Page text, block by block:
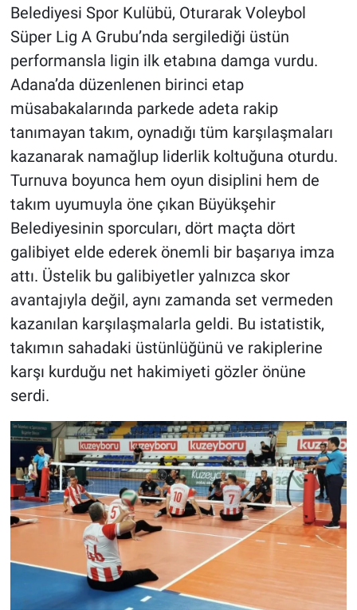
Belediyesi Spor Kulübü, Oturarak Voleybol
Süper Lig A Grubu’nda sergilediği üstün
performansla ligin ilk etabına damga vurdu.
Adana’da düzenlenen birinci etap
müsabakalarında parkede adeta rakip
tanımayan takım, oynadığı tüm karşılaşmaları
kazanarak namağlup liderlik koltuğuna oturdu.
Turnuva boyunca hem oyun disiplini hem de
takım uyumuyla öne çıkan Büyükşehir
Belediyesinin sporcuları, dört maçta dört
galibiyet elde ederek önemli bir başarıya imza
attı. Üstelik bu galibiyetler yalnızca skor
avantajıyla değil, aynı zamanda set vermeden
kazanılan karşılaşmalarla geldi. Bu istatistik,
takımın sahadaki üstünlüğünü ve rakiplerine
karşı kurduğu net hakimiyeti gözler önüne
serdi.
Güvenlik
Bölge